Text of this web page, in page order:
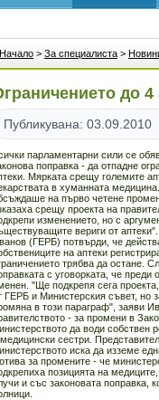
Начало > За специалиста >
до
Публикувана: 03.09.2010
парламентарни сили се
поправка - да отпадне
Мярката срещу големите
в хуманната
на първо четене
срещу проекта на
изменението, но с
вериги от
(ГЕРБ) потвърди, че
на аптеки
трябва да остане.
с уговорката, че преди
"Ще подкрепя сега
ГЕРБ и Министерския съвет, но
в този параграф", заяви
- за промени в
да води собствен
сестри.
иска да изземе
за промените - че
позицията на
и със законовата поправка,